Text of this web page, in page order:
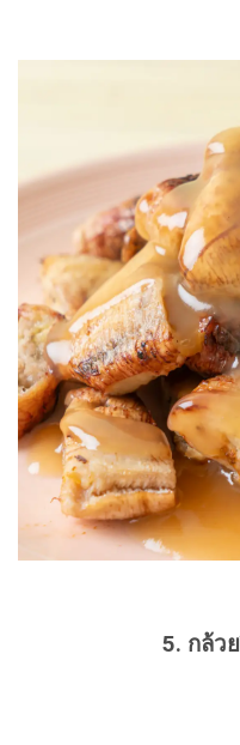
5. กล้ว